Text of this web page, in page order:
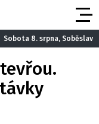
Sobota 8. srpna, Soběslav